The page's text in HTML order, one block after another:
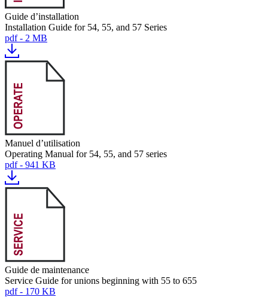
Guide d’installation
Installation Guide for 54, 55, and 57 Series
pdf - 2 MB
Manuel d’utilisation
Operating Manual for 54, 55, and 57 series
pdf - 941 KB
Guide de maintenance
Service Guide for unions beginning with 55 to 655
pdf - 170 KB